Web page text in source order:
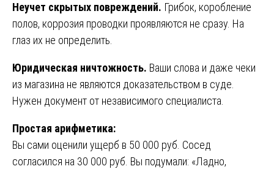
Неучет скрытых повреждений. Грибок, коробление
полов, коррозия проводки проявляются не сразу. На
глаз их не определить.
Юридическая ничтожность. Ваши слова и даже чеки
из магазина не являются доказательством в суде.
Нужен документ от независимого специалиста.
Простая арифметика:
Вы сами оценили ущерб в 50 000 руб. Сосед
согласился на 30 000 руб. Вы подумали: «Ладно,